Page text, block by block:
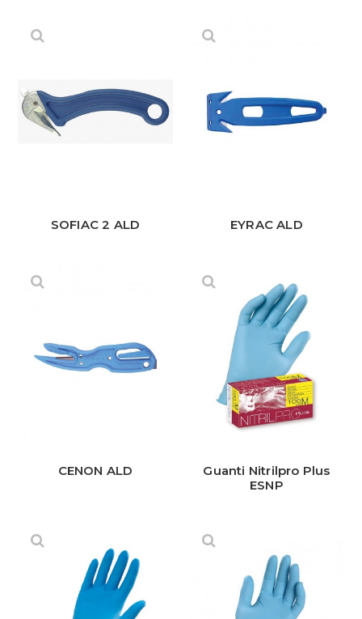
SOFIAC 2 ALD EYRAC ALD
CENON ALD
Guanti Nitrilpro Plus
ESNP